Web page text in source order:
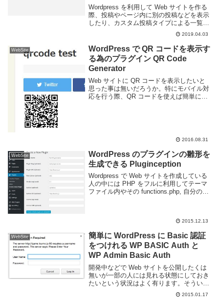
Custom Content Shortcode
Wordpress を利用して Web サイトを作る
際、投稿やページ内に別の投稿などを表示
したり、カスタム投稿タイプによる一覧を
追加したい事がある。通常そのような複雑
な要求には PHP ファイルを編集する事が
多いが、非プログラマーにっては難...
2019.04.03
WebSite
WordPress で QR コードを表示す
る為のプラグイン QR Code
Generator
Web サイトに QR コードを表示したいと
思った事は無いだろうか。特にモバイル対
応を行う際、QR コードを使えば簡単に
2016.08.31
WebSite
WordPress のプラグインの雛形を
生成できる Pluginception
Wordpress で Web サイトを作成している
人の中には PHP をフルに利用してテーマ
ファイル内やその functions.php, 自分のプ
2015.12.13
WebSite
簡単に WordPress に Basic 認証
をつけれる WP BASIC Auth と
WP Admin Basic Auth
開発中などで Web サイトを公開したくは
無いが一部の人には見れる状態にしておき
たいという状況はよく有ります。そういう
ときには Basic 認証がよく利用されると思
います。.htaccess ファイルと .htpasswd
2015.01.17